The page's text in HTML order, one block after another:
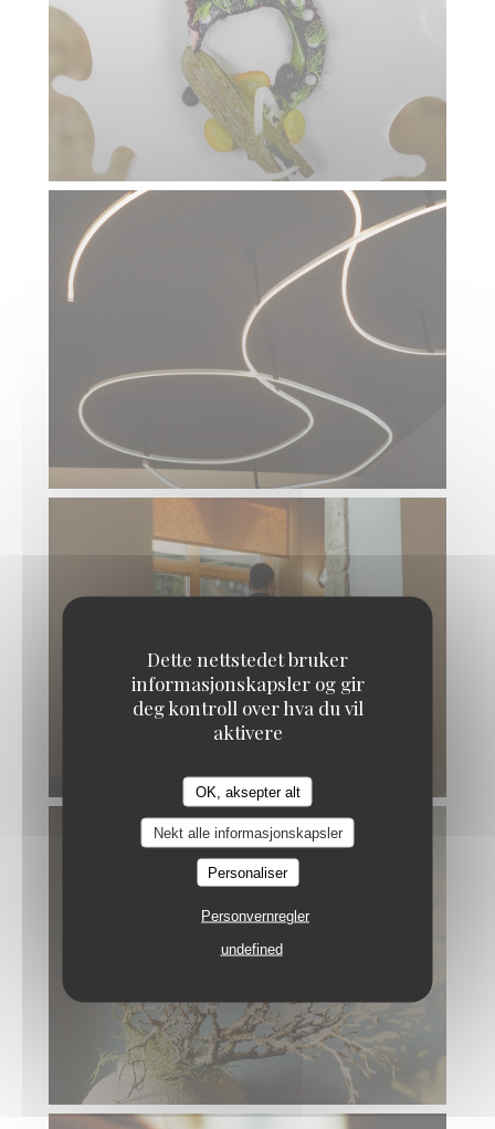
Dette nettstedet bruker
informasjonskapsler og gir
deg kontroll over hva du vil
aktivere
OK, aksepter alt
Nekt alle informasjonskapsler
Personaliser
Personvernregler
undefined
Maxime Colin